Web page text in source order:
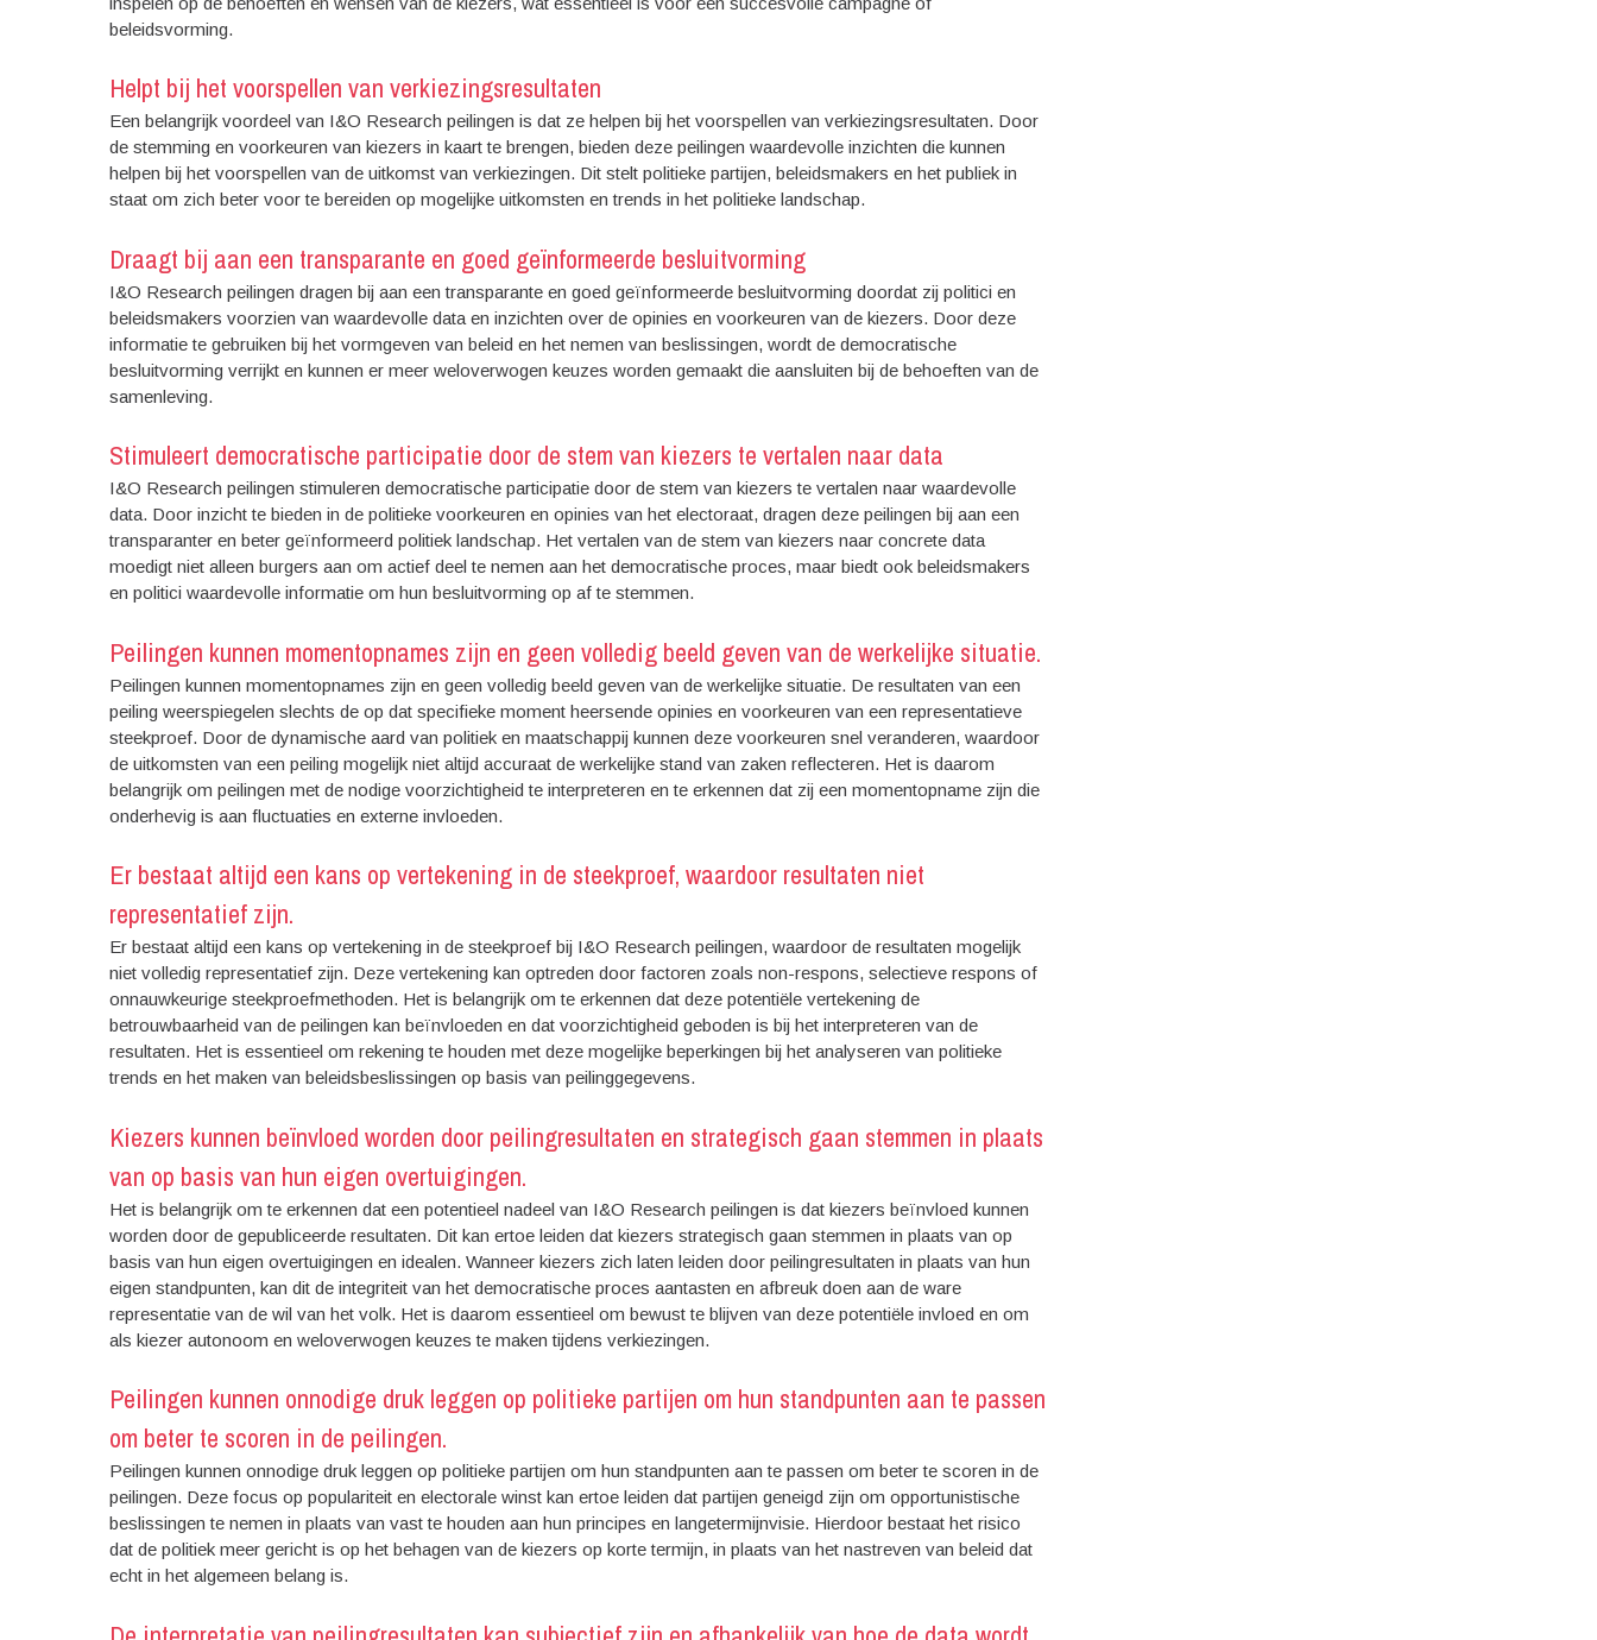
beleidsvorming.
Helpt bij het voorspellen van verkiezingsresultaten
Een belangrijk voordeel van I&O Research peilingen is dat ze helpen bij het voorspellen van verkiezingsresultaten. Door
de stemming en voorkeuren van kiezers in kaart te brengen, bieden deze peilingen waardevolle inzichten die kunnen
helpen bij het voorspellen van de uitkomst van verkiezingen. Dit stelt politieke partijen, beleidsmakers en het publiek in
staat om zich beter voor te bereiden op mogelijke uitkomsten en trends in het politieke landschap.
Draagt bij aan een transparante en goed geïnformeerde besluitvorming
I&O Research peilingen dragen bij aan een transparante en goed geïnformeerde besluitvorming doordat zij politici en
beleidsmakers voorzien van waardevolle data en inzichten over de opinies en voorkeuren van de kiezers. Door deze
informatie te gebruiken bij het vormgeven van beleid en het nemen van beslissingen, wordt de democratische
besluitvorming verrijkt en kunnen er meer weloverwogen keuzes worden gemaakt die aansluiten bij de behoeften van de
samenleving.
Stimuleert democratische participatie door de stem van kiezers te vertalen naar data
I&O Research peilingen stimuleren democratische participatie door de stem van kiezers te vertalen naar waardevolle
data. Door inzicht te bieden in de politieke voorkeuren en opinies van het electoraat, dragen deze peilingen bij aan een
transparanter en beter geïnformeerd politiek landschap. Het vertalen van de stem van kiezers naar concrete data
moedigt niet alleen burgers aan om actief deel te nemen aan het democratische proces, maar biedt ook beleidsmakers
en politici waardevolle informatie om hun besluitvorming op af te stemmen.
Peilingen kunnen momentopnames zijn en geen volledig beeld geven van de werkelijke situatie.
Peilingen kunnen momentopnames zijn en geen volledig beeld geven van de werkelijke situatie. De resultaten van een
peiling weerspiegelen slechts de op dat specifieke moment heersende opinies en voorkeuren van een representatieve
steekproef. Door de dynamische aard van politiek en maatschappij kunnen deze voorkeuren snel veranderen, waardoor
de uitkomsten van een peiling mogelijk niet altijd accuraat de werkelijke stand van zaken reflecteren. Het is daarom
belangrijk om peilingen met de nodige voorzichtigheid te interpreteren en te erkennen dat zij een momentopname zijn die
onderhevig is aan fluctuaties en externe invloeden.
Er bestaat altijd een kans op vertekening in de steekproef, waardoor resultaten niet
representatief zijn.
Er bestaat altijd een kans op vertekening in de steekproef bij I&O Research peilingen, waardoor de resultaten mogelijk
niet volledig representatief zijn. Deze vertekening kan optreden door factoren zoals non-respons, selectieve respons of
onnauwkeurige steekproefmethoden. Het is belangrijk om te erkennen dat deze potentiële vertekening de
betrouwbaarheid van de peilingen kan beïnvloeden en dat voorzichtigheid geboden is bij het interpreteren van de
resultaten. Het is essentieel om rekening te houden met deze mogelijke beperkingen bij het analyseren van politieke
trends en het maken van beleidsbeslissingen op basis van peilinggegevens.
Kiezers kunnen beïnvloed worden door peilingresultaten en strategisch gaan stemmen in plaats
van op basis van hun eigen overtuigingen.
Het is belangrijk om te erkennen dat een potentieel nadeel van I&O Research peilingen is dat kiezers beïnvloed kunnen
worden door de gepubliceerde resultaten. Dit kan ertoe leiden dat kiezers strategisch gaan stemmen in plaats van op
basis van hun eigen overtuigingen en idealen. Wanneer kiezers zich laten leiden door peilingresultaten in plaats van hun
eigen standpunten, kan dit de integriteit van het democratische proces aantasten en afbreuk doen aan de ware
representatie van de wil van het volk. Het is daarom essentieel om bewust te blijven van deze potentiële invloed en om
als kiezer autonoom en weloverwogen keuzes te maken tijdens verkiezingen.
Peilingen kunnen onnodige druk leggen op politieke partijen om hun standpunten aan te passen
om beter te scoren in de peilingen.
Peilingen kunnen onnodige druk leggen op politieke partijen om hun standpunten aan te passen om beter te scoren in de
peilingen. Deze focus op populariteit en electorale winst kan ertoe leiden dat partijen geneigd zijn om opportunistische
beslissingen te nemen in plaats van vast te houden aan hun principes en langetermijnvisie. Hierdoor bestaat het risico
dat de politiek meer gericht is op het behagen van de kiezers op korte termijn, in plaats van het nastreven van beleid dat
echt in het algemeen belang is.